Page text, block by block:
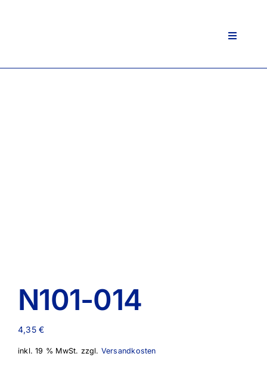
Toggle
N101-014
4,35€
inkl. 19 % MwSt. zzgl. Versandkosten